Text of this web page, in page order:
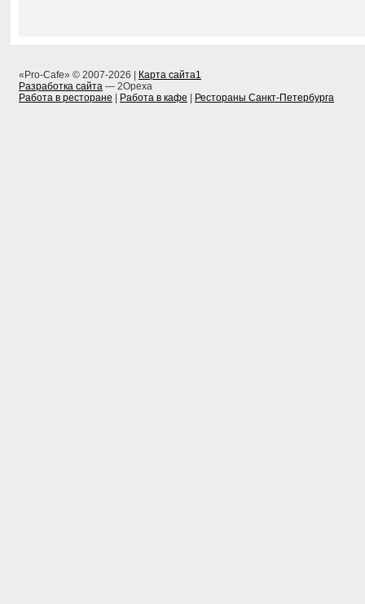
«Pro-Cafe» © 2007-2026 | Карта сайта1
Разработка сайта — 2Opexa
Работа в ресторане | Работа в кафе | Рестораны Санкт-Петербурга